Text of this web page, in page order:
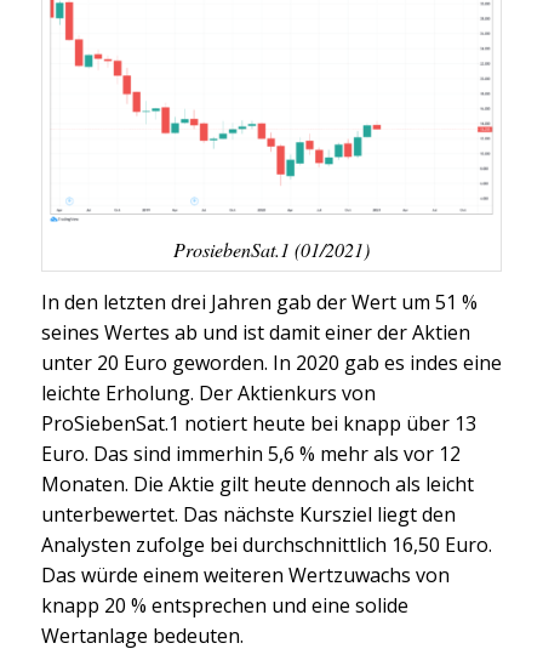
ProsiebenSat.1 (01/2021)
In den letzten drei Jahren gab der Wert um 51 %
seines Wertes ab und ist damit einer der Aktien
unter 20 Euro geworden. In 2020 gab es indes eine
leichte Erholung. Der Aktienkurs von
ProSiebenSat.1 notiert heute bei knapp über 13
Euro. Das sind immerhin 5,6 % mehr als vor 12
Monaten. Die Aktie gilt heute dennoch als leicht
unterbewertet. Das nächste Kursziel liegt den
Analysten zufolge bei durchschnittlich 16,50 Euro.
Das würde einem weiteren Wertzuwachs von
knapp 20 % entsprechen und eine solide
Wertanlage bedeuten.